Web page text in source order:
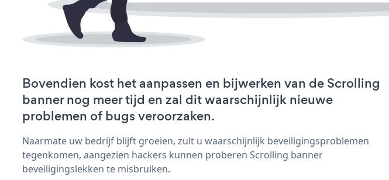
Bovendien kost het aanpassen en bijwerken van de Scrolling
banner nog meer tijd en zal dit waarschijnlijk nieuwe
problemen of bugs veroorzaken.
Naarmate uw bedrijf blijft groeien, zult u waarschijnlijk beveiligingsproblemen
tegenkomen, aangezien hackers kunnen proberen Scrolling banner
beveiligingslekken te misbruiken.